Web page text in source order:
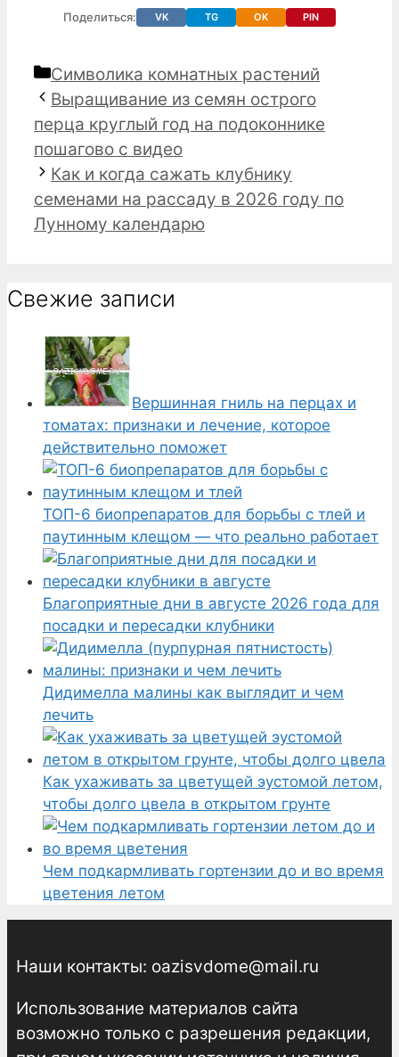
Поделиться: VK TG OK PIN
Рубрики
Символика комнатных растений
Выращивание из семян острого
перца круглый год на подоконнике
пошагово с видео
Как и когда сажать клубнику
семенами на рассаду в 2026 году по
Лунному календарю
Свежие записи
Вершинная гниль на перцах и
томатах: признаки и лечение, которое
действительно поможет
ТОП-6 биопрепаратов для борьбы с тлей и
паутинным клещом — что реально работает
Благоприятные дни в августе 2026 года для
посадки и пересадки клубники
Дидимелла малины как выглядит и чем
лечить
Как ухаживать за цветущей эустомой летом,
чтобы долго цвела в открытом грунте
Чем подкармливать гортензии до и во время
цветения летом
Наши контакты: oazisvdome@mail.ru
Использование материалов сайта
возможно только с разрешения редакции,